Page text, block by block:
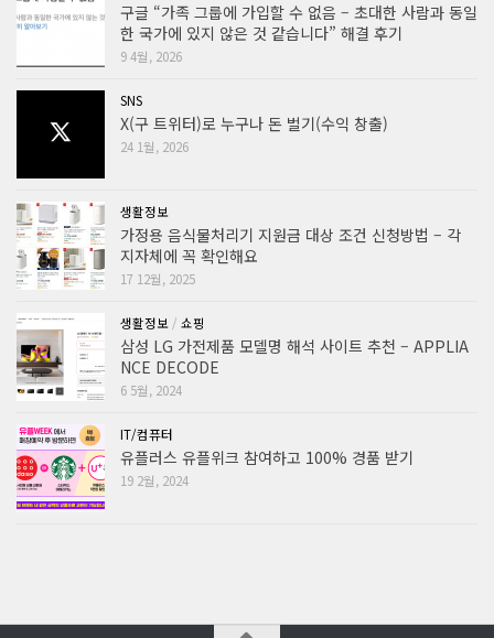
구글 “가족 그룹에 가입할 수 없음 – 초대한 사람과 동일
한 국가에 있지 않은 것 같습니다” 해결 후기
9 4월, 2026
SNS
X(구 트위터)로 누구나 돈 벌기(수익 창출)
24 1월, 2026
생활정보
가정용 음식물처리기 지원금 대상 조건 신청방법 – 각
지자체에 꼭 확인해요
17 12월, 2025
생활정보/ 쇼핑
삼성 LG 가전제품 모델명 해석 사이트 추천 – APPLIA
NCE DECODE
6 5월, 2024
IT/컴퓨터
유플러스 유플위크 참여하고 100% 경품 받기
19 2월, 2024